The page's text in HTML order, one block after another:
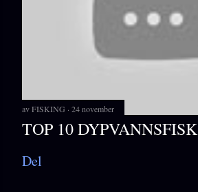
avFISKING 24 november
TOP 10 DYPVANNSFISK
Del